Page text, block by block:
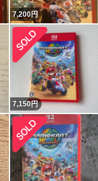
7,200円
7,150円